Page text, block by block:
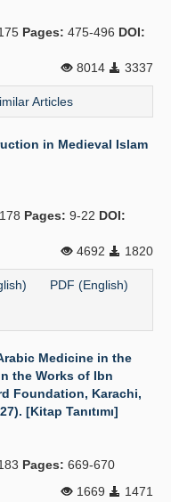
Pages: 475-496 DOI:
8014
3337
Articles
in Medieval Islam
Pages: 9-22 DOI:
4692
1820
PDF (English)
Medicine in the
the Works of Ibn
Foundation, Karachi,
[Kitap Tanıtımı]
Pages: 669-670
1669
1471